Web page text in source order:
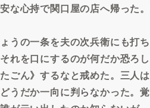
な心持で関口屋の店へ帰った
うの一条を夫の次兵衛にも打
れを口にするのが何だか恐ろ
ごん》するなと戒めた。三人
うだか一向に判らなかった。